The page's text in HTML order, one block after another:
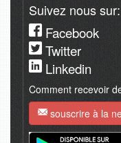
Suivez nous sur:
Facebook
Twitter
Linkedin
Comment recevoir
souscrire à la